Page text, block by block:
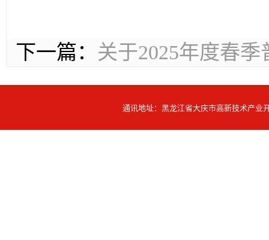
下一篇： 关于2025年度春
通讯地址：黑龙江省大庆市高新技术产